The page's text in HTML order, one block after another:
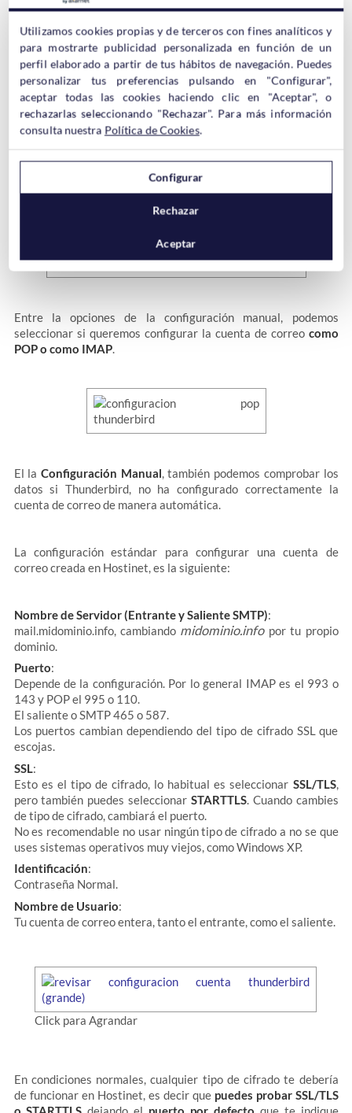
el dispositivoy podemos consultarlos en cualquier momento
descargado claro.
El problema de POP es que sólo podemos gestionar los correos
en un dispositivo y si se rompe o se pierde, adiós a los emails.
cuenta de correo como POP, pero para esto tenemos que pulsar
Configuración Manual
«Hecho».
Entre la opciones de la configuración manual, podemos
seleccionar si queremos configurar la cuenta de correo como
POP o como IMAP.
El la Configuración Manual , también podemos comprobar los
datos si Thunderbird, no ha configurado correctamente la
cuenta de correo de manera automática.
La configuración estándar para configurar una cuenta de
correo creada en Hostinet, es la siguiente:
Nombre de Servidor (Entrante y Saliente SMTP):
mail.midominio.info, cambiando midominio.infopor tu propio
dominio.
Puerto:
Depende de la configuración. Por lo general IMAP es el 993 o
143 y POP el 995 o 110.
El saliente o SMTP 465 o 587.
Los puertos cambian dependiendo del tipo de cifrado SSL que
escojas.
SSL :
Esto es el tipo de cifrado, lo habitual es seleccionar SSL/TLS,
pero también puedes seleccionar STARTTLS. Cuando cambies
de tipo de cifrado, cambiará el puerto.
No es recomendable no usar ningún tipo de cifrado a no se que
uses sistemas operativos muy viejos, como Windows XP.
Identificación:
Contraseña Normal.
Nombre de Usuario:
Tu cuenta de correo entera, tanto el entrante, como el saliente.
Click para Agrandar
En condiciones normales, cualquier tipo de cifrado te debería
de funcionar en Hostinet, es decir que puedes probar SSL/TLS
Utilizamos cookies propias y de terceros con fines analíticos y
para mostrarte publicidad personalizada en función de un
perfil elaborado a partir de tus hábitos de navegación. Puedes
personalizar tus preferencias pulsando en "Configurar",
aceptar todas las cookies haciendo clic en "Aceptar", o
rechazarlas seleccionando "Rechazar". Para más información
consulta nuestra Política de Cookies.
Configurar
Rechazar
Aceptar